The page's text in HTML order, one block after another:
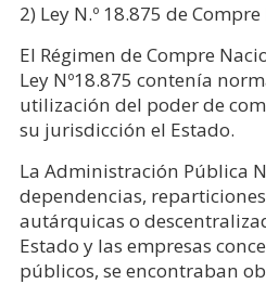
2) Ley N.º 18.875 de
El Régimen de Compre
Ley Nº18.875 contenía
utilización del poder de
su jurisdicción el Estado.
La Administración Pública
dependencias,
autárquicas o
Estado y las empresas
públicos, se encontraban